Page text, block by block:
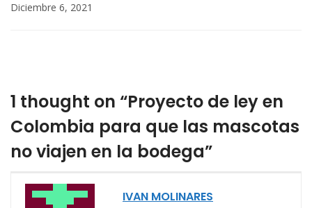
Diciembre 6, 2021
1 thought on “Proyecto de ley en
Colombia para que las mascotas
no viajen en la bodega”
IVAN MOLINARES